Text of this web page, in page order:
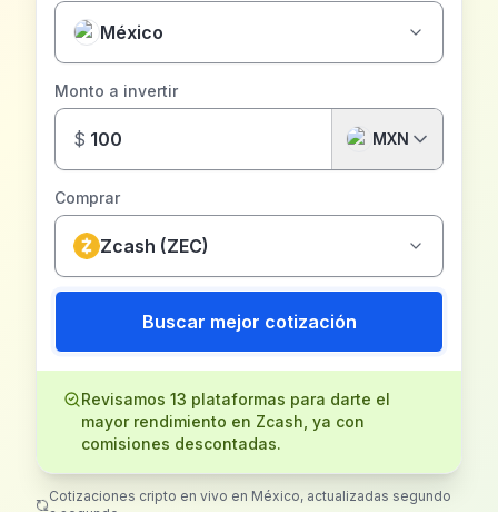
México
Monto a invertir
$ MXN
Comprar
Zcash (ZEC)
Buscar mejor cotización
Revisamos 13 plataformas para darte el
mayor rendimiento en Zcash, ya con
comisiones descontadas.
Cotizaciones cripto en vivo en México, actualizadas segundo